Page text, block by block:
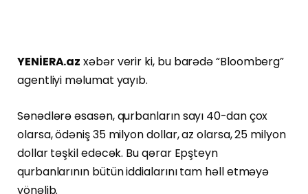
YENİERA.az xəbər verir ki, bu barədə “Bloomberg”
agentliyi məlumat yayıb.
Sənədlərə əsasən, qurbanların sayı 40-dan çox
olarsa, ödəniş 35 milyon dollar, az olarsa, 25 milyon
dollar təşkil edəcək. Bu qərar Epşteyn
qurbanlarının bütün iddialarını tam həll etməyə
yönəlib.